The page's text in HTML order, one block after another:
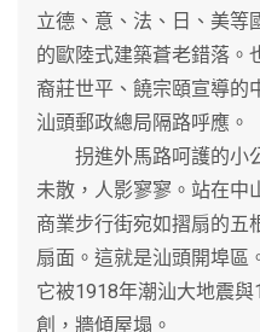
立德、意、法、日、美等
的歐陸式建築蒼老錯落。
裔莊世平、饒宗頤宣導的
汕頭郵政總局隔路呼應。
拐進外馬路呵護的小
未散，人影寥寥。站在中
商業步行街宛如摺扇的五
扇面。這就是汕頭開埠區
它被1918年潮汕大地震與
創，牆傾屋塌。